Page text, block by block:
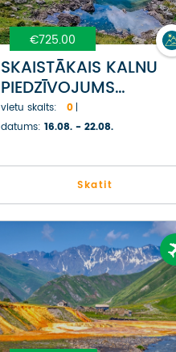
€725.00
SKAISTĀKAIS KALNU
PIEDZĪVOJUMS
GRUZIJĀ KAZBEGI
APKĀRTNĒ
vietu skaits:
0
datums: 16.08. - 22.08.
Skatit